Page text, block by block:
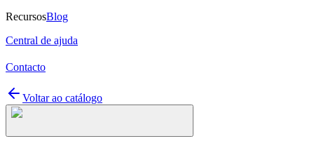
RecursosBlog
Central de ajuda
Contacto
Voltar ao catálogo